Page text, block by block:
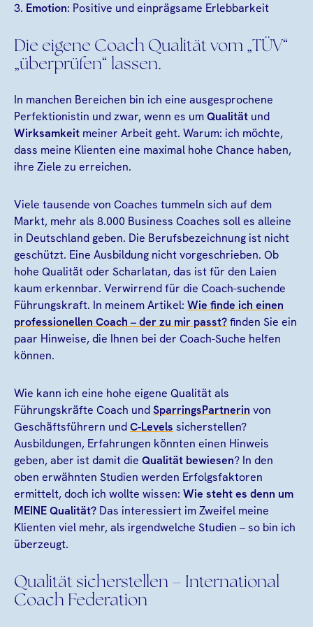
3. Emotion: Positive und einprägsame Erlebbarkeit
Die eigene Coach Qualität vom „TÜV“
„überprüfen“ lassen.
In manchen Bereichen bin ich eine ausgesprochene
Perfektionistin und zwar, wenn es umQualität und
Wirksamkeit meiner Arbeit geht. Warum: ich möchte,
dass meine Klienten eine maximal hohe Chance haben,
ihre Ziele zu erreichen.
Viele tausende von Coaches tummeln sich auf dem
Markt, mehr als 8.000 Business Coaches soll es alleine
in Deutschland geben. Die Berufsbezeichnung ist nicht
geschützt. Eine Ausbildung nicht vorgeschrieben. Ob
hohe Qualität oder Scharlatan, das ist für den Laien
kaum erkennbar. Verwirrend für die Coach-suchende
Führungskraft. In meinem Artikel: Wie finde ich einen
professionellen Coach – der zu mir passt?finden Sie ein
paar Hinweise, die Ihnen bei der Coach-Suche helfen
können.
Wie kann ich eine hohe eigene Qualität als
Führungskräfte Coach undSparringsPartnerin von
Geschäftsführern undC-Levels sicherstellen?
Ausbildungen, Erfahrungen könnten einen Hinweis
geben, aber ist damit die Qualität bewiesen? In den
oben erwähnten Studien werden Erfolgsfaktoren
ermittelt, doch ich wollte wissen: Wie steht es denn um
MEINE Qualität? Das interessiert im Zweifel meine
Klienten viel mehr, als irgendwelche Studien – so bin ich
überzeugt.
Qualität sicherstellen – International
Coach Federation